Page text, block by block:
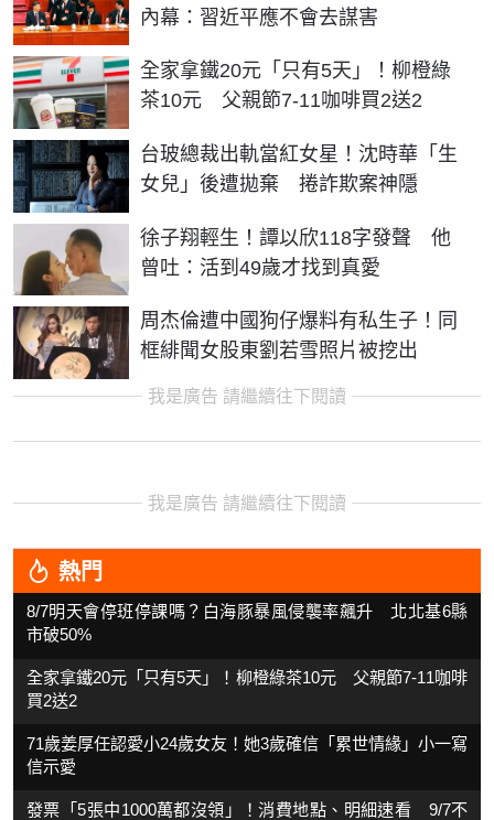
內幕：習近平應不會去謀害
全家拿鐵20元「只有5天」！柳橙綠
茶10元 父親節7-11咖啡買2送2
台玻總裁出軌當紅女星！沈時華「生
女兒」後遭拋棄 捲詐欺案神隱
徐子翔輕生！譚以欣118字發聲 他
曾吐：活到49歲才找到真愛
周杰倫遭中國狗仔爆料有私生子！同
框緋聞女股東劉若雪照片被挖出
我是廣告 請繼續往下閱讀
我是廣告 請繼續往下閱讀
熱門
8/7明天會停班停課嗎？白海豚暴風侵襲率飆升 北北基6縣
市破50%
全家拿鐵20元「只有5天」！柳橙綠茶10元 父親節7-11咖啡
買2送2
71歲姜厚任認愛小24歲女友！她3歲確信「累世情緣」小一寫
信示愛
發票「5張中1000萬都沒領」！消費地點、明細速看 9/7不